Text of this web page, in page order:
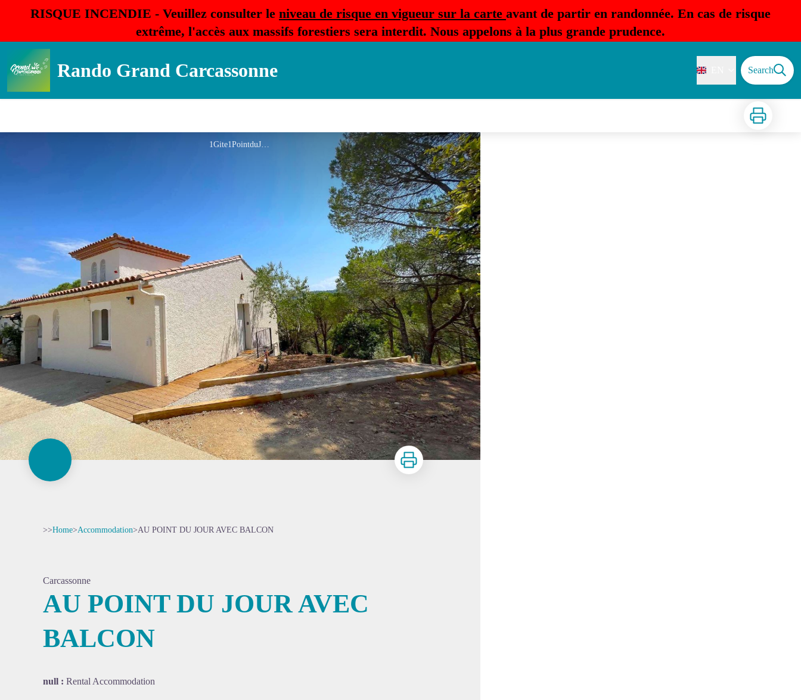
RISQUE INCENDIE - Veuillez consulter le niveau de risque en vigueur sur la carte avant de partir en randonnée. En cas de risque
extrême, l'accès aux massifs forestiers sera interdit. Nous appelons à la plus grande prudence.
Rando Grand Carcassonne Search
Print
1Gite1PointduJour
Print
>>Home>Accommodation>AU POINT DU JOUR AVEC BALCON
Carcassonne
AU POINT DU JOUR AVEC
BALCON
null : Rental Accommodation